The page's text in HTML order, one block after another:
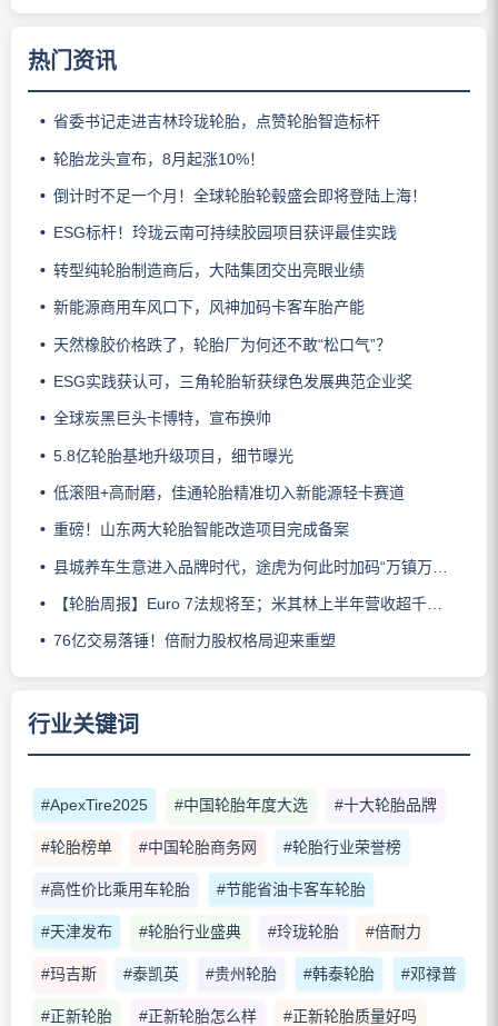
热门资讯
省委书记走进吉林玲珑轮胎，点赞轮胎智造标杆
轮胎龙头宣布，8月起涨10%！
倒计时不足一个月！全球轮胎轮毂盛会即将登陆上海！
ESG标杆！玲珑云南可持续胶园项目获评最佳实践
转型纯轮胎制造商后，大陆集团交出亮眼业绩
新能源商用车风口下，风神加码卡客车胎产能
天然橡胶价格跌了，轮胎厂为何还不敢“松口气”？
ESG实践获认可，三角轮胎斩获绿色发展典范企业奖
全球炭黑巨头卡博特，宣布换帅
5.8亿轮胎基地升级项目，细节曝光
低滚阻+高耐磨，佳通轮胎精准切入新能源轻卡赛道
重磅！山东两大轮胎智能改造项目完成备案
县城养车生意进入品牌时代，途虎为何此时加码“万镇万店”？
【轮胎周报】Euro 7法规将至；米其林上半年营收超千亿；倍耐力上半年盈利稳增；龙星炭黑斩获欧洲近万吨订单
76亿交易落锤！倍耐力股权格局迎来重塑
行业关键词
#ApexTire2025 #中国轮胎年度大选 #十大轮胎品牌
#轮胎榜单 #中国轮胎商务网 #轮胎行业荣誉榜
#高性价比乘用车轮胎 #节能省油卡客车轮胎
#天津发布 #轮胎行业盛典 #玲珑轮胎 #倍耐力
#玛吉斯 #泰凯英 #贵州轮胎 #韩泰轮胎 #邓禄普
#正新轮胎 #正新轮胎怎么样 #正新轮胎质量好吗